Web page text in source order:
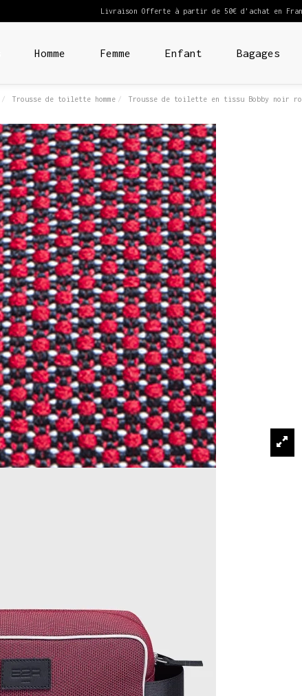
Livraison Offerte à partir de 50€ d'achat en
Homme Femme Enfant Bagages
Trousse de toilette homme Trousse de toilette en tissu Bobby noir